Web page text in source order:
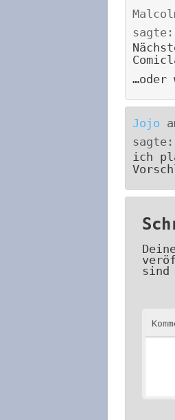
sagte:
…oder
Jojo
sagte:
ich